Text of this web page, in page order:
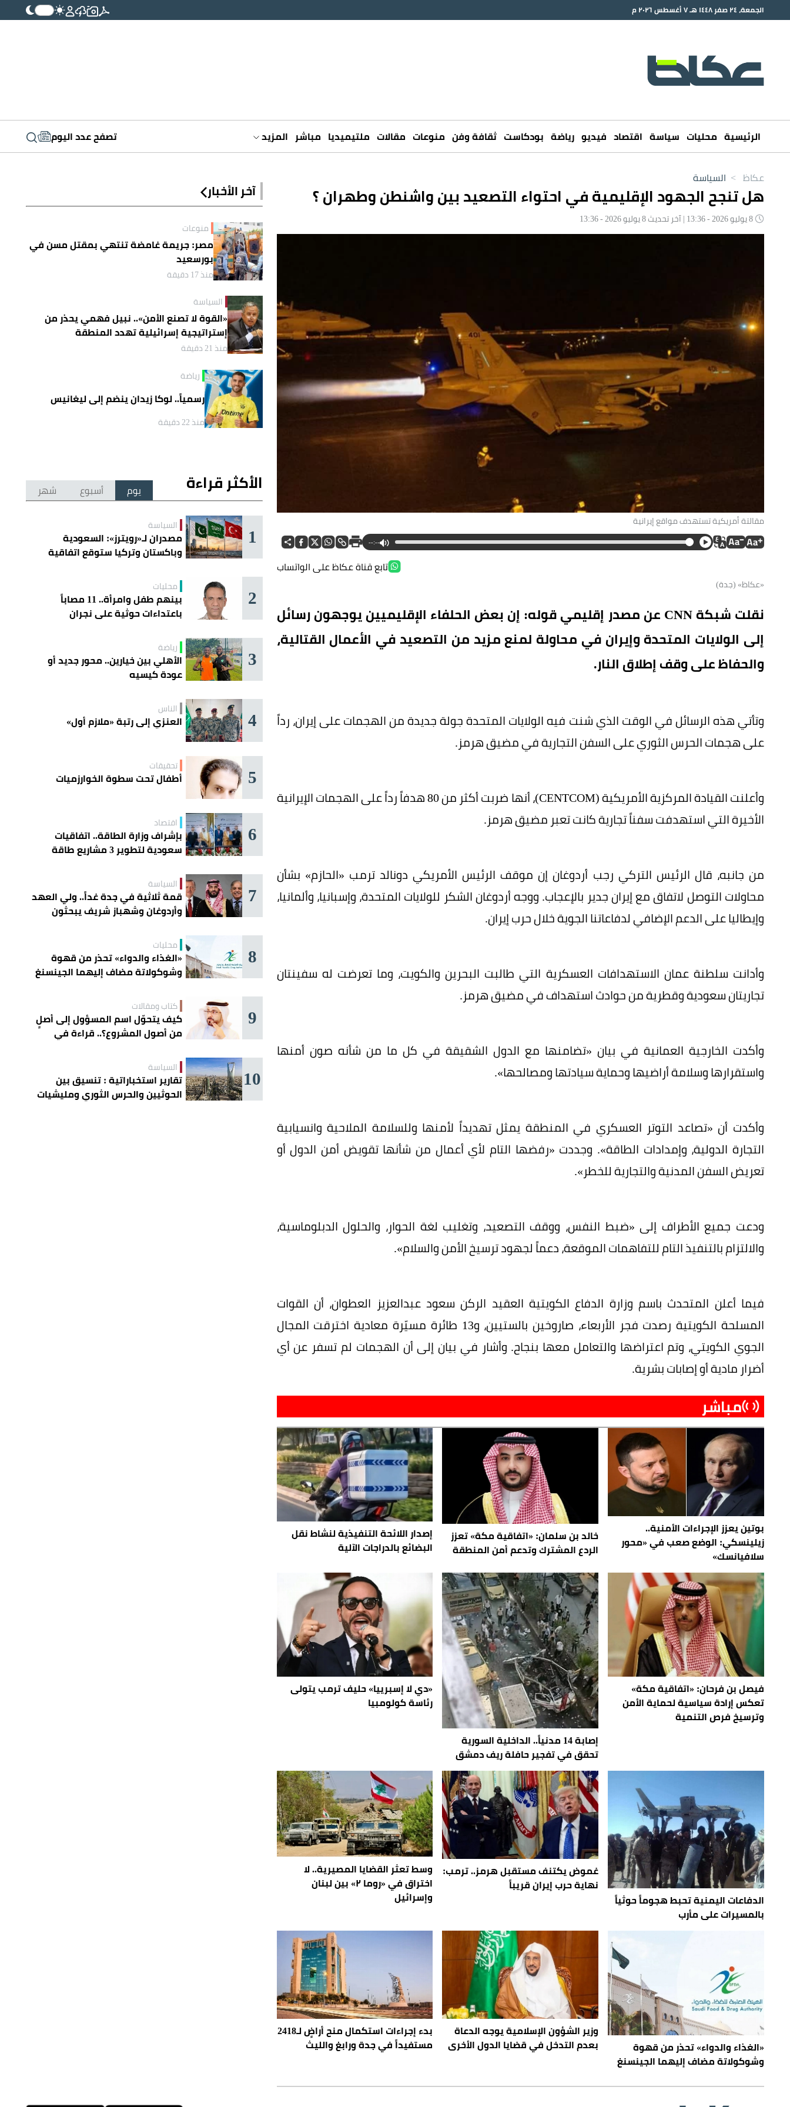
الجمعة، ٢٤ صفر ١٤٤٨ هـ ٧ أغسطس ٢٠٢٦ م
الرئيسية محليات سياسة اقتصاد فيديو رياضة بودكاست ثقافة وفن منوعات مقالات ملتيميديا مباشر المزيد تصفح عدد اليوم
عكاظ > السياسة
هل تنجح الجهود الإقليمية في احتواء التصعيد بين واشنطن وطهران ؟
مقالتة أمريكية تستهدف مواقع إيرانية
--:--
تابع قناة عكاظ على الواتساب
«عكاظ» (جدة)
نقلت شبكة CNN عن مصدر إقليمي قوله: إن بعض الحلفاء الإقليميين يوجهون رسائل
إلى الولايات المتحدة وإيران في محاولة لمنع مزيد من التصعيد في الأعمال القتالية،
والحفاظ على وقف إطلاق النار.
وتأتي هذه الرسائل في الوقت الذي شنت فيه الولايات المتحدة جولة جديدة من الهجمات على إيران، رداً
على هجمات الحرس الثوري على السفن التجارية في مضيق هرمز.
وأعلنت القيادة المركزية الأمريكية (CENTCOM)، أنها ضربت أكثر من 80 هدفاً رداً على الهجمات الإيرانية
الأخيرة التي استهدفت سفناً تجارية كانت تعبر مضيق هرمز.
من جانبه، قال الرئيس التركي رجب أردوغان إن موقف الرئيس الأمريكي دونالد ترمب «الحازم» بشأن
محاولات التوصل لاتفاق مع إيران جدير بالإعجاب. ووجه أردوغان الشكر للولايات المتحدة، وإسبانيا، وألمانيا،
وإيطاليا على الدعم الإضافي لدفاعاتنا الجوية خلال حرب إيران.
وأدانت سلطنة عمان الاستهدافات العسكرية التي طالبت البحرين والكويت، وما تعرضت له سفينتان
تجاريتان سعودية وقطرية من حوادث استهداف في مضيق هرمز.
وأكدت الخارجية العمانية في بيان «تضامنها مع الدول الشقيقة في كل ما من شأنه صون أمنها
واستقرارها وسلامة أراضيها وحماية سيادتها ومصالحها».
وأكدت أن «تصاعد التوتر العسكري في المنطقة يمثل تهديداً لأمنها وللسلامة الملاحية وانسيابية
التجارة الدولية، وإمدادات الطاقة». وجددت «رفضها التام لأي أعمال من شأنها تقويض أمن الدول أو
تعريض السفن المدنية والتجارية للخطر».
ودعت جميع الأطراف إلى «ضبط النفس، ووقف التصعيد، وتغليب لغة الحوار، والحلول الدبلوماسية،
والالتزام بالتنفيذ التام للتفاهمات الموقعة، دعماً لجهود ترسيخ الأمن والسلام».
فيما أعلن المتحدث باسم وزارة الدفاع الكويتية العقيد الركن سعود عبدالعزيز العطوان، أن القوات
المسلحة الكويتية رصدت فجر الأربعاء، صاروخين بالستيين، و13 طائرة مسيّرة معادية اخترقت المجال
الجوي الكويتي، وتم اعتراضها والتعامل معها بنجاح. وأشار في بيان إلى أن الهجمات لم تسفر عن أي
أضرار مادية أو إصابات بشرية.
مباشر
بوتين يعزز الإجراءات الأمنية..
زيلينسكي: الوضع صعب في «محور
سلافيانسك»
خالد بن سلمان: «اتفاقية مكة» تعزز
الردع المشترك وتدعم أمن المنطقة
إصدار اللائحة التنفيذية لنشاط نقل
البضائع بالدراجات الآلية
فيصل بن فرحان: «اتفاقية مكة»
تعكس إرادة سياسية لحماية الأمن
وترسيخ فرص التنمية
إصابة 14 مدنياً.. الداخلية السورية
تحقق في تفجير حافلة ريف دمشق
«دي لا إسبرييا» حليف ترمب يتولى
رئاسة كولومبيا
الدفاعات اليمنية تحبط هجوماً حوثياً
بالمسيرات على مأرب
غموض يكتنف مستقبل هرمز.. ترمب:
نهاية حرب إيران قريباً
وسط تعثر القضايا المصيرية.. لا
اختراق في «روما ٢» بين لبنان
وإسرائيل
«الغذاء والدواء» تحذر من قهوة
وشوكولاتة مضاف إليهما الجينسنغ
وزير الشؤون الإسلامية يوجه الدعاة
بعدم التدخل في قضايا الدول الأخرى
بدء إجراءات استكمال منح أراضٍ لـ2418
مستفيداً في جدة ورابغ والليث
آخر الأخبار
منوعات
مصر: جريمة غامضة تنتهي بمقتل مسن في
بورسعيد
منذ 17 دقيقة
السياسة
«القوة لا تصنع الأمن».. نبيل فهمي يحذر من
إستراتيجية إسرائيلية تهدد المنطقة
منذ 21 دقيقة
رياضة
رسمياً.. لوكا زيدان ينضم إلى ليغانيس
منذ 22 دقيقة
الأكثر قراءة يوم أسبوع شهر
1 السياسة
مصدران لـ«رويترز»: السعودية
وباكستان وتركيا ستوقع اتفاقية
2 محليات
بينهم طفل وامرأة.. 11 مصاباً
باعتداءات حوثية على نجران
3 رياضة
الأهلي بين خيارين.. محور جديد أو
عودة كيسيه
4 الناس
العنزي إلى رتبة «ملازم أول»
5 تحقيقات
أطفال تحت سطوة الخوارزميات
6 اقتصاد
بإشراف وزارة الطاقة.. اتفاقيات
سعودية لتطوير 3 مشاريع طاقة
7 السياسة
قمة ثلاثية في جدة غداً.. ولي العهد
وأردوغان وشهباز شريف يبحثون
8 محليات
«الغذاء والدواء» تحذر من قهوة
وشوكولاتة مضاف إليهما الجينسنغ
9 كتاب ومقالات
كيف يتحوّل اسم المسؤول إلى أصلٍ
من أصول المشروع؟.. قراءة في
الانتباه
10 السياسة
تقارير استخباراتية : تنسيق بين
الحوثيين والحرس الثوري ومليشيات